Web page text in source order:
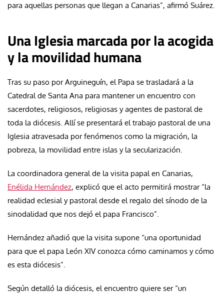
para aquellas personas que llegan a Canarias”, afirmó Suárez.
Una Iglesia marcada por la acogida
y la movilidad humana
Tras su paso por Arguineguín, el Papa se trasladará a la
Catedral de Santa Ana para mantener un encuentro con
sacerdotes, religiosos, religiosas y agentes de pastoral de
toda la diócesis. Allí se presentará el trabajo pastoral de una
Iglesia atravesada por fenómenos como la migración, la
pobreza, la movilidad entre islas y la secularización.
La coordinadora general de la visita papal en Canarias,
Enélida Hernández, explicó que el acto permitirá mostrar “la
realidad eclesial y pastoral desde el regalo del sínodo de la
sinodalidad que nos dejó el papa Francisco”.
Hernández añadió que la visita supone “una oportunidad
para que el papa León XIV conozca cómo caminamos y cómo
es esta diócesis”.
Según detalló la diócesis, el encuentro quiere ser “un